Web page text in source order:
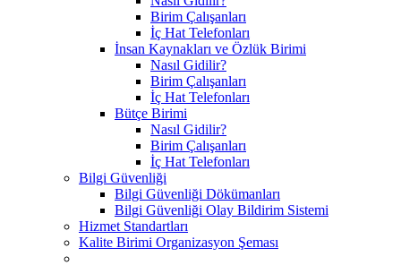
Birim Çalışanları
İç Hat Telefonları
İnsan Kaynakları ve Özlük Birimi
Nasıl Gidilir?
Birim Çalışanları
İç Hat Telefonları
Bütçe Birimi
Nasıl Gidilir?
Birim Çalışanları
İç Hat Telefonları
Bilgi Güvenliği
Bilgi Güvenliği Dökümanları
Bilgi Güvenliği Olay Bildirim Sistemi
Hizmet Standartları
Kalite Birimi Organizasyon Şeması